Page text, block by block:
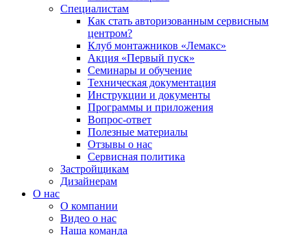
Специалистам
Как стать авторизованным сервисным
центром?
Клуб монтажников «Лемакс»
Акция «Первый пуск»
Семинары и обучение
Техническая документация
Инструкции и документы
Программы и приложения
Вопрос-ответ
Полезные материалы
Отзывы о нас
Сервисная политика
Застройщикам
Дизайнерам
О нас
О компании
Видео о нас
Наша команда